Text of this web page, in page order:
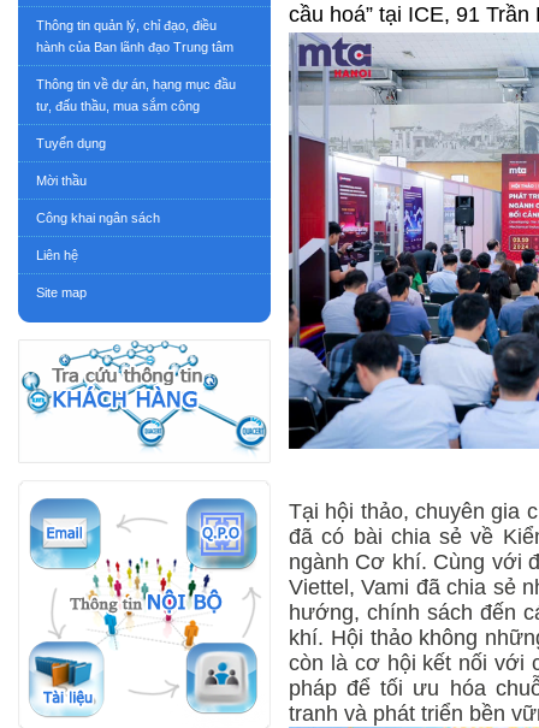
Thông tin quản lý, chỉ đạo, điều
hành của Ban lãnh đạo Trung tâm
Thông tin về dự án, hạng mục đầu
tư, đấu thầu, mua sắm công
Tuyển dụng
Mời thầu
Công khai ngân sách
Liên hệ
Site map
cầu hoá” tại ICE, 91
Tại hội thảo, chuyên gia
đã có bài chia sẻ về
ngành Cơ khí. Cùng với
Viettel, Vami đã chia sẻ
hướng, chính sách đến
khí. Hội thảo không
còn là cơ hội kết nối với
pháp để tối ưu hóa
tranh và phát triển bền